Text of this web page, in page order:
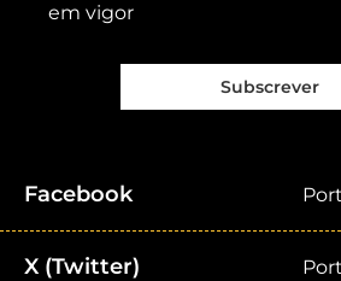
em vigor
Subscrever
Facebook
X (Twitter)